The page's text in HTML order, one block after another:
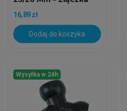
Klejona
16,89 zł
Dodaj do koszyka
Wysyłka w 24h